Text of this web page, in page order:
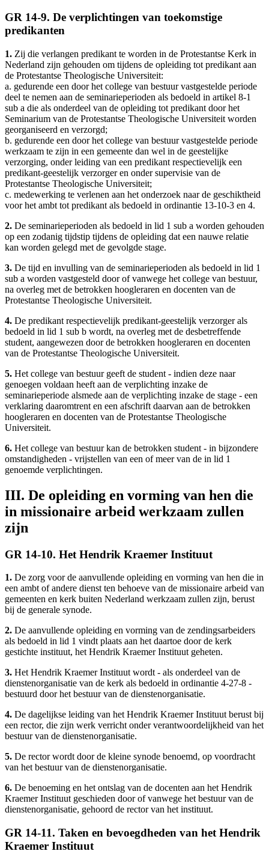
GR 14-9. De verplichtingen van toekomstige
predikanten
1. Zij die verlangen predikant te worden in de Protestantse Kerk in
Nederland zijn gehouden om tijdens de opleiding tot predikant aan
de Protestantse Theologische Universiteit:
a. gedurende een door het college van bestuur vastgestelde periode
deel te nemen aan de seminarieperioden als bedoeld in artikel 8-1
sub a die als onderdeel van de opleiding tot predikant door het
Seminarium van de Protestantse Theologische Universiteit worden
georganiseerd en verzorgd;
b. gedurende een door het college van bestuur vastgestelde periode
werkzaam te zijn in een gemeente dan wel in de geestelijke
verzorging, onder leiding van een predikant respectievelijk een
predikant-geestelijk verzorger en onder supervisie van de
Protestantse Theologische Universiteit;
c. medewerking te verlenen aan het onderzoek naar de geschiktheid
voor het ambt tot predikant als bedoeld in ordinantie 13-10-3 en 4.
2. De seminarieperioden als bedoeld in lid 1 sub a worden gehouden
op een zodanig tijdstip tijdens de opleiding dat een nauwe relatie
kan worden gelegd met de gevolgde stage.
3. De tijd en invulling van de seminarieperioden als bedoeld in lid 1
sub a worden vastgesteld door of vanwege het college van bestuur,
na overleg met de betrokken hoogleraren en docenten van de
Protestantse Theologische Universiteit.
4. De predikant respectievelijk predikant-geestelijk verzorger als
bedoeld in lid 1 sub b wordt, na overleg met de desbetreffende
student, aangewezen door de betrokken hoogleraren en docenten
van de Protestantse Theologische Universiteit.
5. Het college van bestuur geeft de student - indien deze naar
genoegen voldaan heeft aan de verplichting inzake de
seminarieperiode alsmede aan de verplichting inzake de stage - een
verklaring daaromtrent en een afschrift daarvan aan de betrokken
hoogleraren en docenten van de Protestantse Theologische
Universiteit.
6. Het college van bestuur kan de betrokken student - in bijzondere
omstandigheden - vrijstellen van een of meer van de in lid 1
genoemde verplichtingen.
III. De opleiding en vorming van hen die
in missionaire arbeid werkzaam zullen
zijn
GR 14-10. Het Hendrik Kraemer Instituut
1. De zorg voor de aanvullende opleiding en vorming van hen die in
een ambt of andere dienst ten behoeve van de missionaire arbeid van
gemeenten en kerk buiten Nederland werkzaam zullen zijn, berust
bij de generale synode.
2. De aanvullende opleiding en vorming van de zendingsarbeiders
als bedoeld in lid 1 vindt plaats aan het daartoe door de kerk
gestichte instituut, het Hendrik Kraemer Instituut geheten.
3. Het Hendrik Kraemer Instituut wordt - als onderdeel van de
dienstenorganisatie van de kerk als bedoeld in ordinantie 4-27-8 -
bestuurd door het bestuur van de dienstenorganisatie.
4. De dagelijkse leiding van het Hendrik Kraemer Instituut berust bij
een rector, die zijn werk verricht onder verantwoordelijkheid van het
bestuur van de dienstenorganisatie.
5. De rector wordt door de kleine synode benoemd, op voordracht
van het bestuur van de dienstenorganisatie.
6. De benoeming en het ontslag van de docenten aan het Hendrik
Kraemer Instituut geschieden door of vanwege het bestuur van de
dienstenorganisatie, gehoord de rector van het instituut.
GR 14-11. Taken en bevoegdheden van het Hendrik
Kraemer Instituut